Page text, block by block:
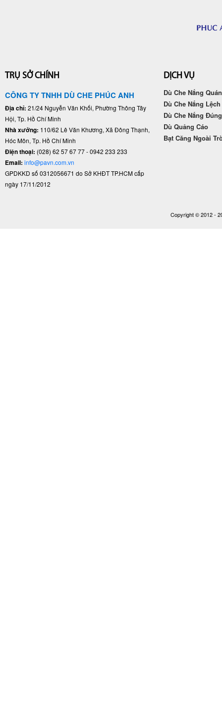
TRỤ SỞ CHÍNH
CÔNG TY TNHH DÙ CHE PHÚC ANH
Địa chỉ: 21/24 Nguyễn Văn Khối, Phường Thông Tây
Hội, Tp. Hồ Chí Minh
Nhà xưởng: 110/62 Lê Văn Khương, Xã Đông Thạnh,
Hóc Môn, Tp. Hồ Chí Minh
Điện thoại: (028) 62 57 67 77 - 0942 233 233
Email: info@pavn.com.vn
GPDKKD số 0312056671 do Sở KHĐT TP.HCM cấp
ngày 17/11/2012
DỊCH VỤ
Dù Che Nắng
Dù Che Nắng
Dù Che Nắng
Dù Quảng Cáo
Bạt Căng Ngoài
Copyright © 2012 -